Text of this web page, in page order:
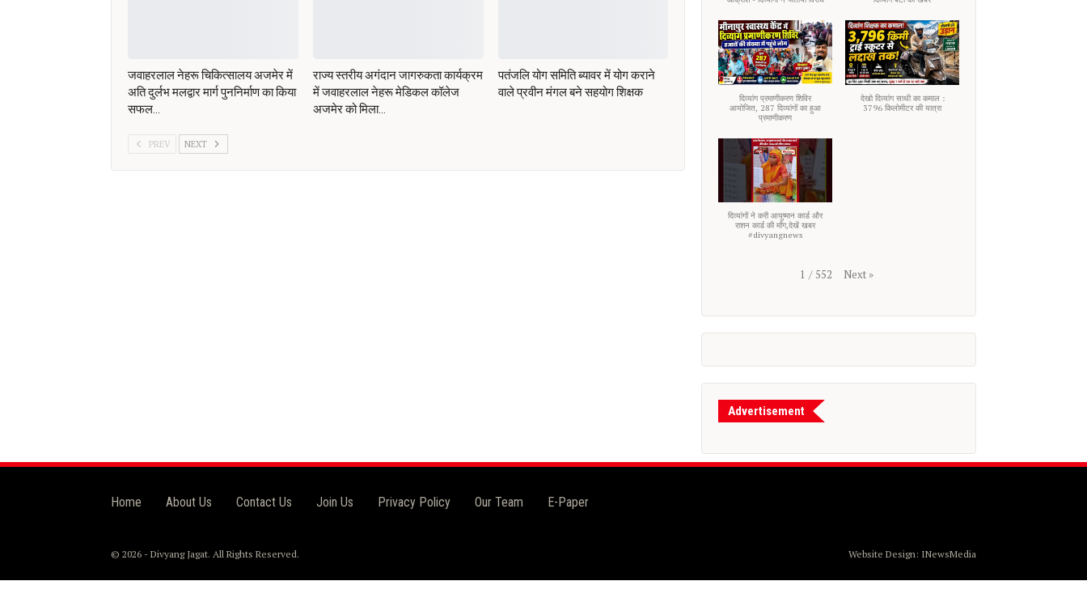
जवाहरलाल नेहरू चिकित्सालय अजमेर में
अति दुर्लभ मलद्वार मार्ग पुननिर्माण का किया
सफल…
राज्य स्तरीय अगंदान जागरुकता कार्यक्रम
में जवाहरलाल नेहरू मेडिकल कॉलेज
अजमेर को मिला…
पतंजलि योग समिति ब्यावर में योग कराने
वाले प्रवीन मंगल बने सहयोग शिक्षक
PREV NEXT
दिव्यांग प्रमाणीकरण शिविर
आयोजित, 287 दिव्यांगों का हुआ
प्रमाणीकरण
देखो दिव्यांग साथी का कमाल :
3796 किलोमीटर की यात्रा
दिव्यांगों ने करी आयुष्मान कार्ड और
राशन कार्ड की माँग,देखें खबर
#divyangnews
1 / 552 Next »
Advertisement
Home About Us Contact Us Join Us Privacy Policy Our Team E-Paper
© 2026 - Divyang Jagat. All Rights Reserved. Website Design: INewsMedia